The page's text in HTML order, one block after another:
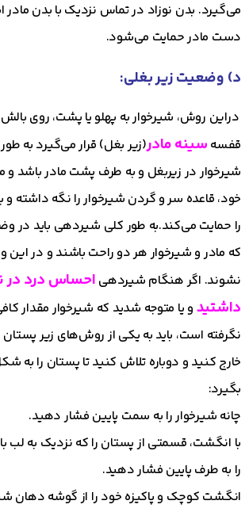
می‌گیرد. بدن نوزاد در تماس نزدیک با بدن
دست مادر حمایت می‌شود.
د) وضعیت زیر بغلی:
دراین روش، شیرخوار به پهلو یا پشت، روی بالش
قفسه سینه مادر(زیر بغل) قرار می‌گیرد به
شیرخوار در زیربغل و به طرف پشت مادر باشد
خود، قاعده سر و گردن شیرخوار را نگه داشته و
را حمایت می‌کند.به طور کلی شیردهی باید در
که مادر و شیرخوار هر دو راحت باشند و در
نشوند. اگر هنگام شیردهی احساس درد در
داشتید و یا متوجه شدید که شیرخوار مقدار
نگرفته است، باید به یکی از روش‌های زیر پستان
خارج کنید و دوباره تلاش کنید تا پستان را
بگیرد:
چانه شیرخوار را به سمت پایین فشار دهید.
با انگشت، قسمتی از پستان را که نزدیک به لب
را به طرف پایین فشار دهید.
انگشت کوچک و پاکیزه خود را از گوشه دهان